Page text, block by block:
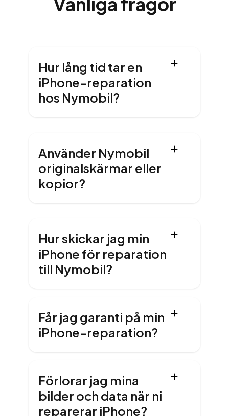
Hur lång tid tar en
iPhone-reparation
hos Nymobil?
Använder Nymobil
originalskärmar eller
kopior?
Hur skickar jag min
iPhone för reparation
till Nymobil?
Får jag garanti på min
iPhone-reparation?
Förlorar jag mina
bilder och data när ni
reparerar iPhone?